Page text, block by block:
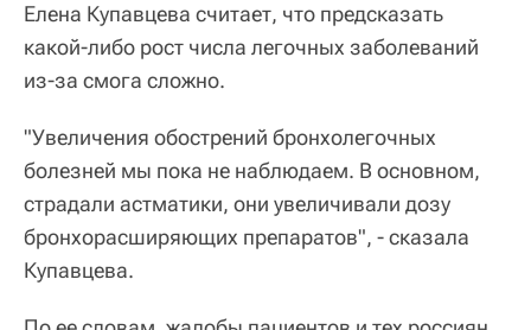
Елена Купавцева считает, что предсказать
какой-либо рост числа легочных заболеваний
из-за смога сложно.
"Увеличения обострений бронхолегочных
болезней мы пока не наблюдаем. В основном,
страдали астматики, они увеличивали дозу
бронхорасширяющих препаратов", - сказала
Купавцева.